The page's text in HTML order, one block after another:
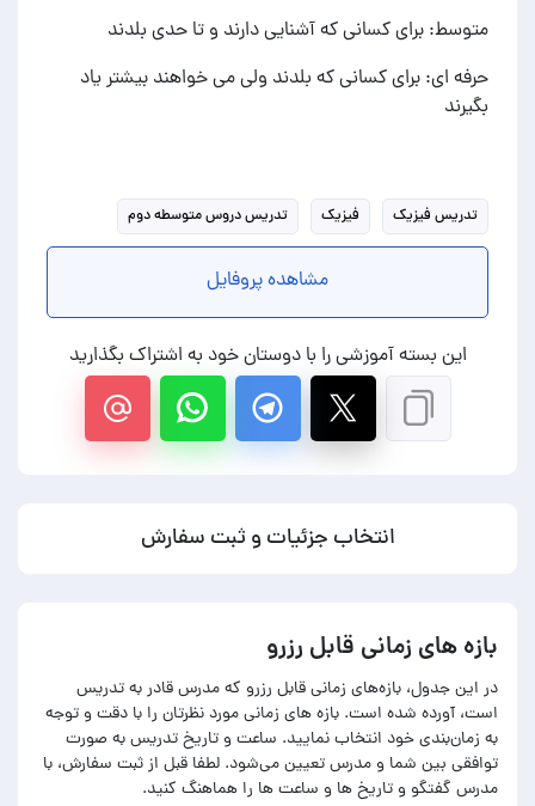
متوسط: برای کسانی که آشنایی دارند و تا حدی بلدند
حرفه ای: برای کسانی که بلدند ولی می خواهند بیشتر یاد
بگیرند
تدریس فیزیک فیزیک تدریس دروس متوسطه دوم
مشاهده پروفایل
این بسته آموزشی را با دوستان خود به اشتراک بگذارید
انتخاب جزئیات و ثبت سفارش
بازه های زمانی قابل رزرو
در این جدول، بازه‌های زمانی قابل رزرو که مدرس قادر به تدریس
است، آورده شده است. بازه های زمانی مورد نظرتان را با دقت و توجه
به زمان‌بندی خود انتخاب نمایید. ساعت و تاریخ تدریس به صورت
توافقی بین شما و مدرس تعیین می‌شود. لطفا قبل از ثبت سفارش، با
مدرس گفتگو و تاریخ ها و ساعت ها را هماهنگ کنید.